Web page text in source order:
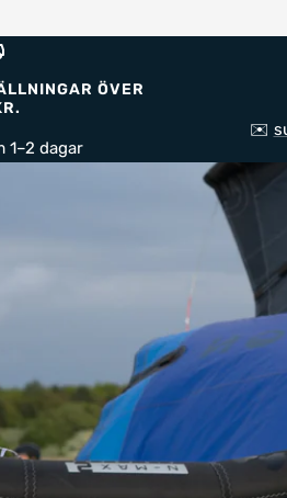
ÖVER
1–2 dagar
✉️